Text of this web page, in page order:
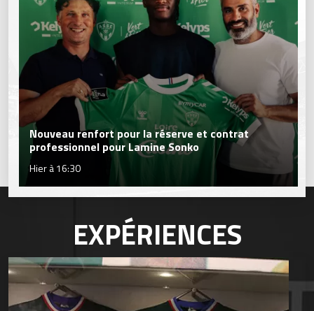
Nouveau renfort pour la réserve et contrat
professionnel pour Lamine Sonko
Hier à 16:30
EXPÉRIENCES